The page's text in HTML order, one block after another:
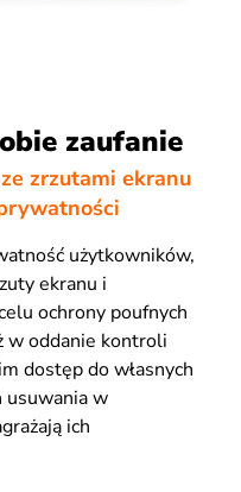
zaufanie
zrzutami ekranu
użytkowników,
ekranu i
ochrony poufnych
w oddanie kontroli
dostęp do własnych
usuwania w
ich